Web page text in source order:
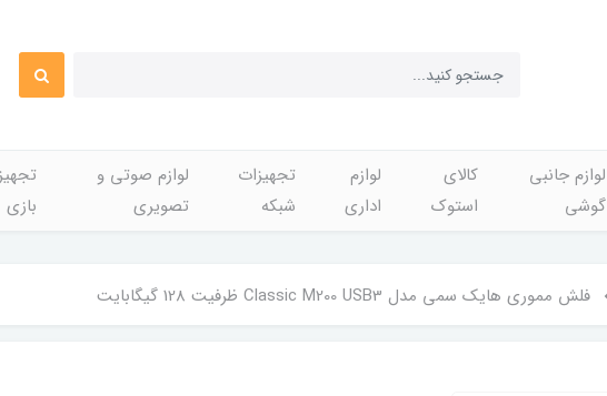
لوازم جانبی
گوشی
کالای
استوک
لوازم
اداری
تجهیزات
شبکه
لوازم صوتی و
تصویری
بازی
فلش مموری هایک سمی مدل Classic M200 USB3 ظرفیت 128 گیگابایت